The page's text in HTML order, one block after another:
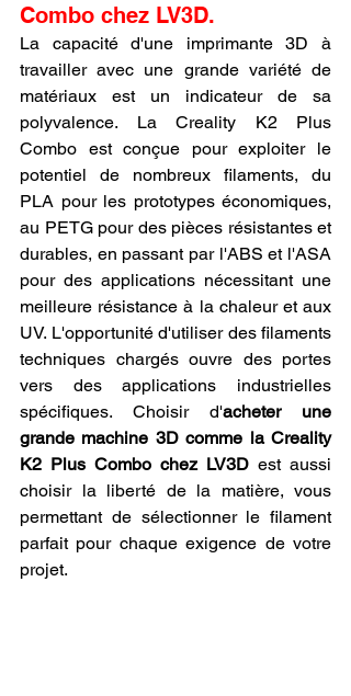
Combo chez LV3D.
La capacité d'une imprimante 3D à
travailler avec une grande variété de
matériaux est un indicateur de sa
polyvalence. La Creality K2 Plus
Combo est conçue pour exploiter le
potentiel de nombreux filaments, du
PLA pour les prototypes économiques,
au PETG pour des pièces résistantes et
durables, en passant par l'ABS et l'ASA
pour des applications nécessitant une
meilleure résistance à la chaleur et aux
UV. L'opportunité d'utiliser des filaments
techniques chargés ouvre des portes
vers des applications industrielles
spécifiques. Choisir d'acheter une
grande machine 3D comme la Creality
K2 Plus Combo chez LV3D est aussi
choisir la liberté de la matière, vous
permettant de sélectionner le filament
parfait pour chaque exigence de votre
projet.